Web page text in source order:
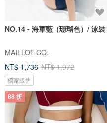
NO.14 - 海軍藍（珊瑚色）/ 泳裝
MAILLOT CO.
NT$ 1,736 NT$ 1,972
獨家販售
88 折